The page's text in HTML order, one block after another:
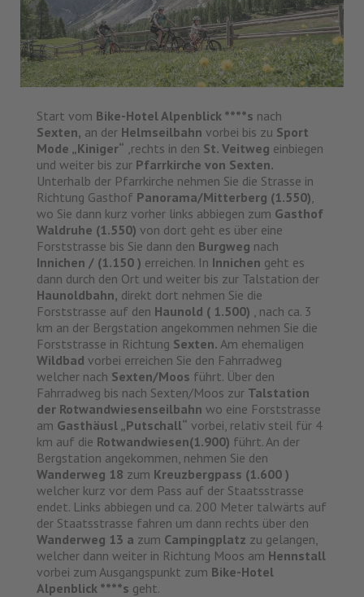
Start vom Bike-Hotel Alpenblick ****s nach
Sexten, an der Helmseilbahn vorbei bis zu Sport
Mode „Kiniger“ ,rechts in den St. Veitweg einbiegen
und weiter bis zur Pfarrkirche von Sexten.
Unterhalb der Pfarrkirche nehmen Sie die Strasse in
Richtung Gasthof Panorama/Mitterberg (1.550)
wo Sie dann kurz vorher links abbiegen zum Gasthof
Waldruhe (1.550) von dort geht es über eine
Forststrasse bis Sie dann den Burgweg nach
Innichen / (1.150 ) erreichen. In Innichen geht es
dann durch den Ort und weiter bis zur Talstation der
Haunoldbahn, direkt dort nehmen Sie die
Forststrasse auf den Haunold ( 1.500) , nach ca. 3
km an der Bergstation angekommen nehmen Sie die
Forststrasse in Richtung Sexten. Am ehemaligen
Wildbad vorbei erreichen Sie den Fahrradweg
welcher nach Sexten/Moos führt. Über den
Fahrradweg bis nach Sexten/Moos zur Talstation
der Rotwandwiesenseilbahn wo eine Forststrasse
am Gasthäusl „Putschall“ vorbei, relativ steil für 4
km auf die Rotwandwiesen(1.900) führt. An der
Bergstation angekommen, nehmen Sie den
Wanderweg 18 zum Kreuzbergpass (1.600 )
welcher kurz vor dem Pass auf der Staatsstrasse
endet. Links abbiegen und ca. 200 Meter talwärts auf
der Staatsstrasse fahren um dann rechts über den
Wanderweg 13 a zum Campingplatz zu gelangen,
welcher dann weiter in Richtung Moos am Hennstall
vorbei zum Ausgangspunkt zum Bike-Hotel
Alpenblick ****s geht.